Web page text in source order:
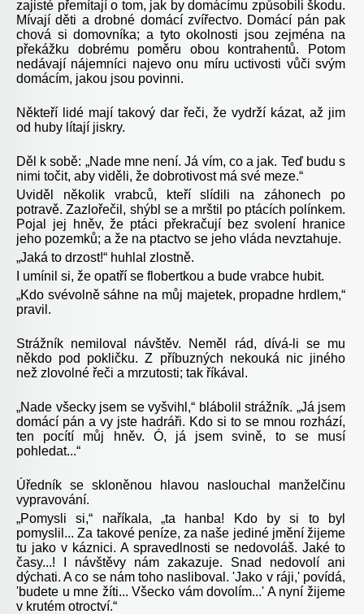
zajisté přemítají o tom, jak by domácímu způsobili škodu.
Mívají děti a drobné domácí zvířectvo. Domácí pán pak
chová si domovníka; a tyto okolnosti jsou zejména na
překážku dobrému poměru obou kontrahentů. Potom
nedávají nájemníci najevo onu míru uctivosti vůči svým
domácím, jakou jsou povinni.
Někteří lidé mají takový dar řeči, že vydrží kázat, až jim
od huby lítají jiskry.
Děl k sobě: „Nade mne není. Já vím, co a jak. Teď budu s
nimi točit, aby viděli, že dobrotivost má své meze.“
Uviděl několik vrabců, kteří slídili na záhonech po
potravě. Zazlořečil, shýbl se a mrštil po ptácích polínkem.
Pojal jej hněv, že ptáci překračují bez svolení hranice
jeho pozemků; a že na ptactvo se jeho vláda nevztahuje.
„Jaká to drzost!“ huhlal zlostně.
I umínil si, že opatří se flobertkou a bude vrabce hubit.
„Kdo svévolně sáhne na můj majetek, propadne hrdlem,“
pravil.
Strážník nemiloval návštěv. Neměl rád, dívá-li se mu
někdo pod pokličku. Z příbuzných nekouká nic jiného
než zlovolné řeči a mrzutosti; tak říkával.
„Nade všecky jsem se vyšvihl,“ blábolil strážník. „Já jsem
domácí pán a vy jste hadráři. Kdo si to se mnou rozhází,
ten pocítí můj hněv. Ó, já jsem svině, to se musí
pohledat...“
Úředník se skloněnou hlavou naslouchal manželčinu
vypravování.
„Pomysli si,“ naříkala, „ta hanba! Kdo by si to byl
pomyslil... Za takové peníze, za naše jediné jmění žijeme
tu jako v káznici. A spravedlnosti se nedovoláš. Jaké to
časy...! I návštěvy nám zakazuje. Snad nedovolí ani
dýchati. A co se nám toho nasliboval. 'Jako v ráji,' povídá,
'budete u mne žíti... Všecko vám dovolím...' A nyní žijeme
v krutém otroctví.“